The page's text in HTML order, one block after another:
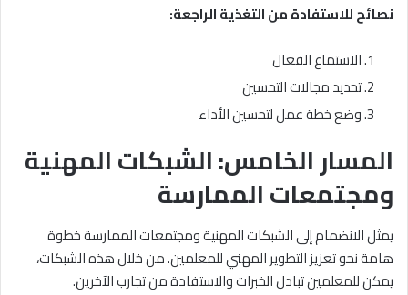
نصائح للاستفادة من التغذية الراجعة:
الاستماع الفعال
تحديد مجالات التحسين
وضع خطة عمل لتحسين الأداء
المسار الخامس: الشبكات المهنية
ومجتمعات الممارسة
يمثل الانضمام إلى الشبكات المهنية ومجتمعات الممارسة خطوة
هامة نحو تعزيز التطوير المهني للمعلمين. من خلال هذه الشبكات،
يمكن للمعلمين تبادل الخبرات والاستفادة من تجارب الآخرين.